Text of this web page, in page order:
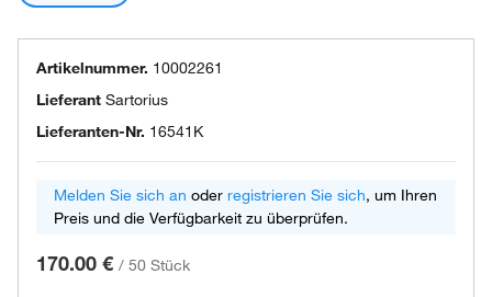
Artikelnummer. 10002261
Lieferant Sartorius
Lieferanten-Nr. 16541K
Melden Sie sich an oder registrieren Sie sich, um Ihren
Preis und die Verfügbarkeit zu überprüfen.
170.00 € / 50 Stück